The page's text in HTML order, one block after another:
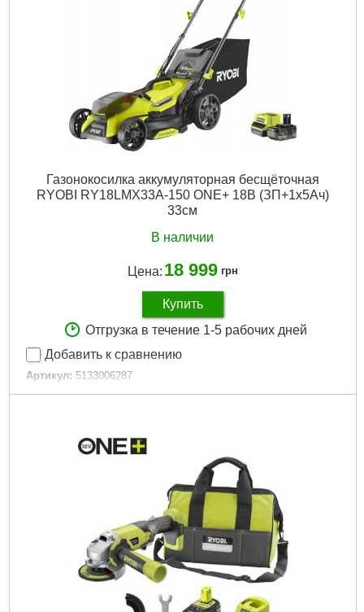
Газонокосилка аккумуляторная бесщёточная
RYOBI RY18LMX33A-150 ONE+ 18В (ЗП+1х5Ач)
33см
В наличии
Цена: 18 999 грн
Купить
Отгрузка в течение 1-5 рабочих дней
Добавить к сравнению
Артикул: 5133006287
Код товара: 30.59.96